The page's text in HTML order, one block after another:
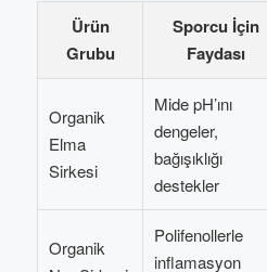
Ürün
Grubu
Sporcu İçin
Faydası
Organik
Elma
Sirkesi
Mide pH’ını
dengeler,
bağışıklığı
destekler
Organik
Polifenollerle
inflamasyon